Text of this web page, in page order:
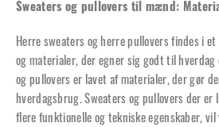
Sweaters og pullovers til mænd:
Herre sweaters og herre pullovers findes i
og materialer, der egner sig godt til
og pullovers er lavet af materialer, der gør
hverdagsbrug. Sweaters og pullovers der er
flere funktionelle og tekniske egenskaber,